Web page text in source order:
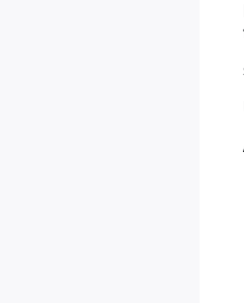
Déclaration de
Déclaration de probité
Registre de commerce
Copie du statut pour les
Tous documents
Attestation de dépôt
Les documents
Certificat de
Capacités techniques :
Liste nominative des